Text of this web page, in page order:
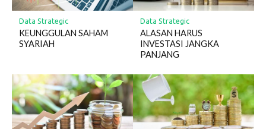
Data Strategic
KEUNGGULAN SAHAM
SYARIAH
Data Strategic
ALASAN HARUS
INVESTASI JANGKA
PANJANG